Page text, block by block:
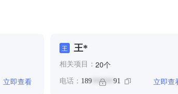
立即查看
王 王*
相关项目： 20个
电话： 189 ****** 91 立即查